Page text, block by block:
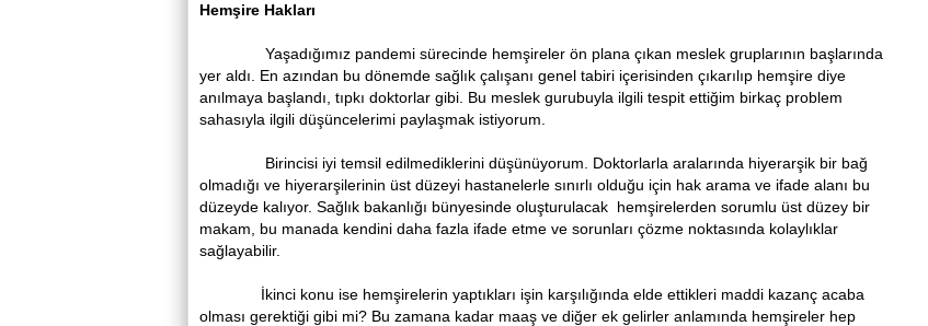
Hemşire Hakları
Yaşadığımız pandemi sürecinde hemşireler ön plana çıkan meslek gruplarının başlarında
yer aldı. En azından bu dönemde sağlık çalışanı genel tabiri içerisinden çıkarılıp hemşire diye
anılmaya başlandı, tıpkı doktorlar gibi. Bu meslek gurubuyla ilgili tespit ettiğim birkaç problem
sahasıyla ilgili düşüncelerimi paylaşmak istiyorum.
Birincisi iyi temsil edilmediklerini düşünüyorum. Doktorlarla aralarında hiyerarşik bir bağ
olmadığı ve hiyerarşilerinin üst düzeyi hastanelerle sınırlı olduğu için hak arama ve ifade alanı bu
düzeyde kalıyor. Sağlık bakanlığı bünyesinde oluşturulacak hemşirelerden sorumlu üst düzey bir
makam, bu manada kendini daha fazla ifade etme ve sorunları çözme noktasında kolaylıklar
sağlayabilir.
İkinci konu ise hemşirelerin yaptıkları işin karşılığında elde ettikleri maddi kazanç acaba
olması gerektiği gibi mi? Bu zamana kadar maaş ve diğer ek gelirler anlamında hemşireler hep